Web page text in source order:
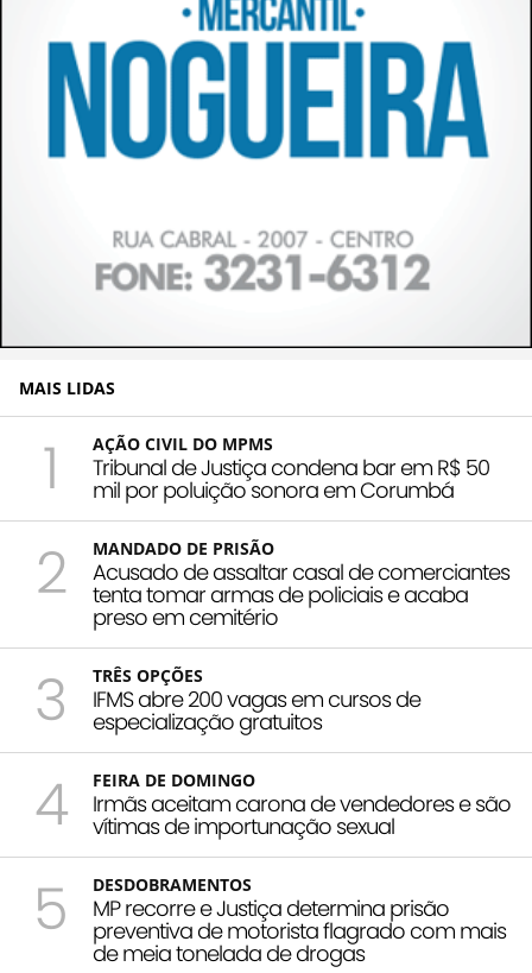
MAIS LIDAS
1 AÇÃO CIVIL DO MPMS
Tribunal de Justiça condena bar em R$ 50
mil por poluição sonora em Corumbá
2 MANDADO DE PRISÃO
Acusado de assaltar casal de comerciantes
tenta tomar armas de policiais e acaba
preso em cemitério
3 TRÊS OPÇÕES
IFMS abre 200 vagas em cursos de
especialização gratuitos
4 FEIRA DE DOMINGO
Irmãs aceitam carona de vendedores e são
vítimas de importunação sexual
5 DESDOBRAMENTOS
MP recorre e Justiça determina prisão
preventiva de motorista flagrado com mais
de meia tonelada de drogas